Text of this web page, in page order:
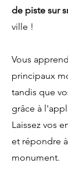
de piste sur
ville !
Vous
principaux
tandis que
grâce à
Laissez vos
et répondre
monument.